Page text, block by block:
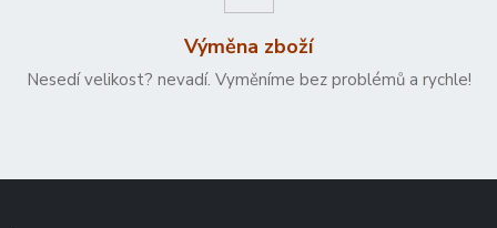
Výměna zboží
Nesedí velikost? nevadí. Vyměníme bez problémů a rychle!